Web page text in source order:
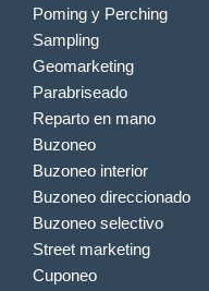
Poming y Perching
Sampling
Geomarketing
Parabriseado
Reparto en mano
Buzoneo
Buzoneo interior
Buzoneo direccionado
Buzoneo selectivo
Street marketing
Cuponeo